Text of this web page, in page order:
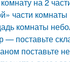
части комнаты
комнаты
— поставьте
поставьте